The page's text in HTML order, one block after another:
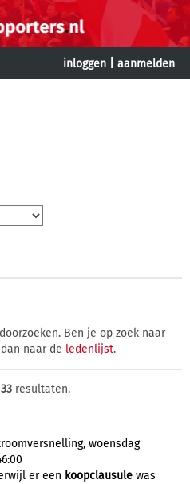
inloggen aanmelden
Ben je op zoek naar
naar de ledenlijst.
33 resultaten.
woensdag
er een koopclausule was